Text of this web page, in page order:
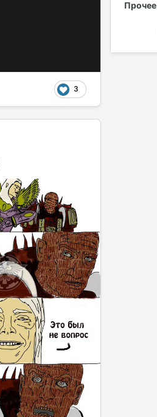
3
Прочее